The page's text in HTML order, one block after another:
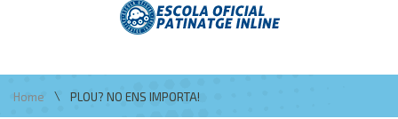
Home \ PLOU? NO ENS IMPORTA!